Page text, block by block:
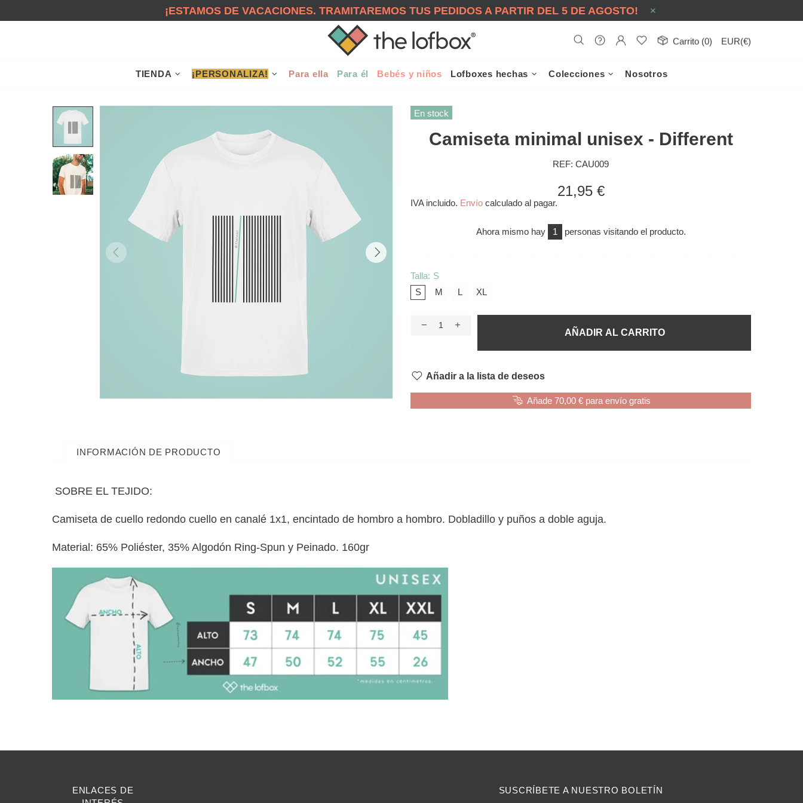
¡ESTAMOS DE VACACIONES. TRAMITAREMOS TUS PEDIDOS A PARTIR DEL 5 DE AGOSTO!
Carrito (0) EUR(€)
TIENDA ¡PERSONALIZA! Para ella Para él Bebés y niños Lofboxes hechas Colecciones Nosotros
En stock
Camiseta minimal unisex - Different
REF: CAU009
21,95 €
IVA incluido. Envío calculado al pagar.
Ahora mismo hay 1 personas visitando el producto.
Talla: S
S
M L XL
AÑADIR AL CARRITO
Añadir a la lista de deseos
Añade 70,00 € para envío gratis
INFORMACIÓN DE PRODUCTO
SOBRE EL TEJIDO:
Camiseta de cuello redondo cuello en canalé 1x1, encintado de hombro a hombro. Dobladillo y puños a doble aguja.
Material: 65% Poliéster, 35% Algodón Ring-Spun y Peinado. 160gr
ENLACES DE
SUSCRÍBETE A NUESTRO BOLETÍN